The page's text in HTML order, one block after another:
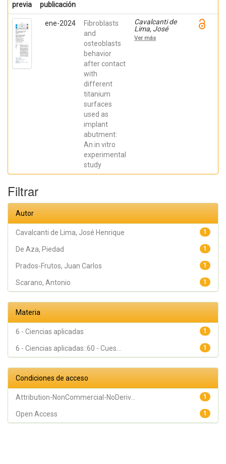
previa
publicación
ene-2024
Fibroblasts
and
osteoblasts
behavior
after contact
with
different
titanium
surfaces
used as
implant
abutment:
An in vitro
experimental
study
Cavalcanti de
Lima, José
Henrique;
Robbs ,
Ver más
Filtrar
Autor
1
Cavalcanti de Lima, José Henrique
1
De Aza, Piedad
1
Prados-Frutos, Juan Carlos
1
Scarano, Antonio
Materia
1
6 - Ciencias aplicadas
1
6 - Ciencias aplicadas::60 - Cues...
Condiciones de acceso
1
Attribution-NonCommercial-NoDeriv...
1
Open Access